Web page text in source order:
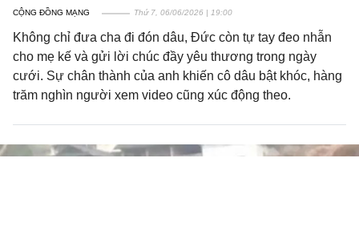
CỘNG ĐỒNG MẠNG Thứ 7, 06/06/2026 | 19:00
Không chỉ đưa cha đi đón dâu, Đức còn tự tay đeo nhẫn
cho mẹ kế và gửi lời chúc đầy yêu thương trong ngày
cưới. Sự chân thành của anh khiến cô dâu bật khóc, hàng
trăm nghìn người xem video cũng xúc động theo.